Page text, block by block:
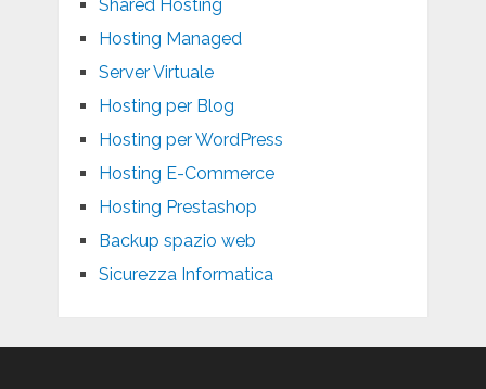
Shared Hosting
Hosting Managed
Server Virtuale
Hosting per Blog
Hosting per WordPress
Hosting E-Commerce
Hosting Prestashop
Backup spazio web
Sicurezza Informatica